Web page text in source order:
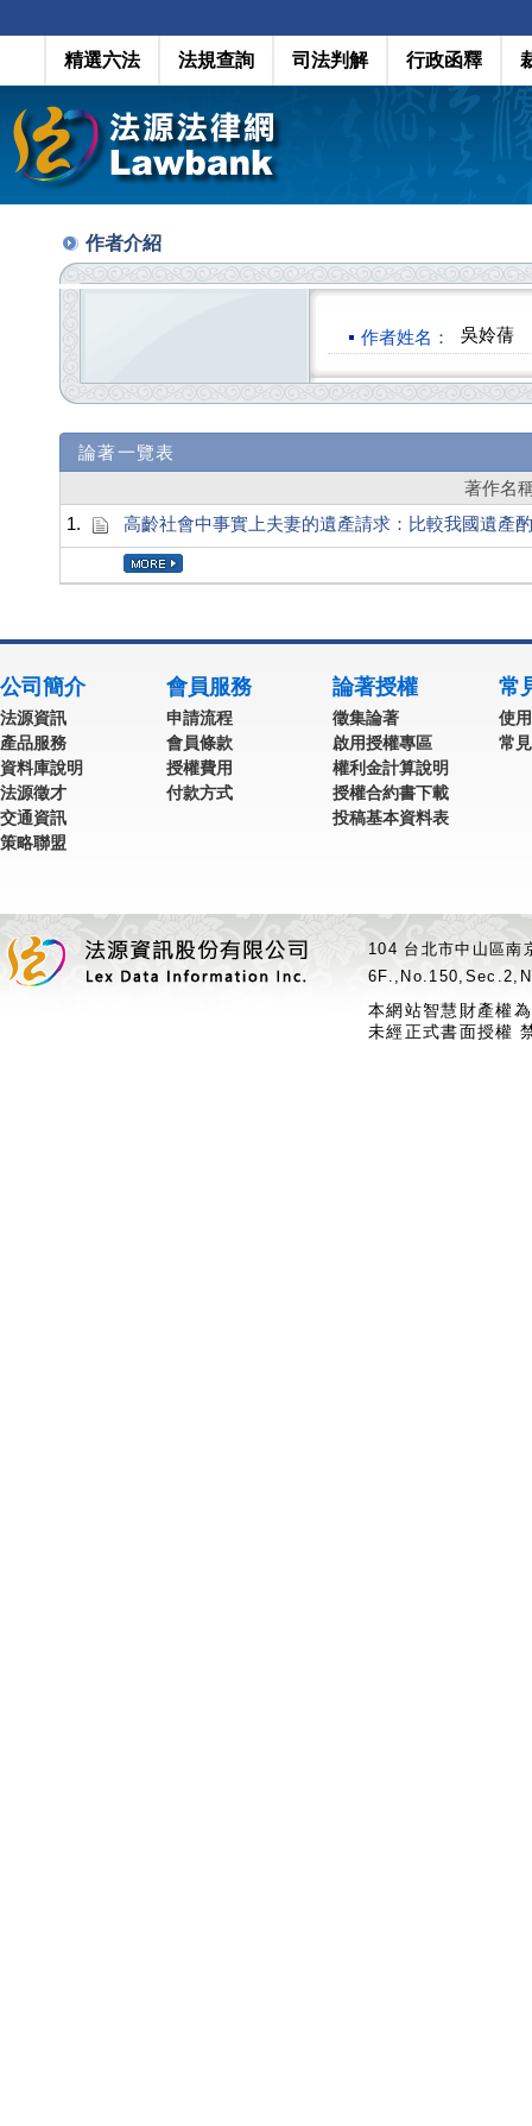
精選六法 法規查詢 司法判解 行政函釋
作者介紹
作者姓名： 吳姈蒨
論著一覽表
著作名
1.
高齡社會中事實上夫妻的遺產請求：比較我國遺產
公司簡介
法源資訊
產品服務
資料庫說明
法源徵才
交通資訊
策略聯盟
會員服務
申請流程
會員條款
授權費用
付款方式
論著授權
徵集論著
啟用授權專區
權利金計算說明
授權合約書下載
投稿基本資料表
常
使
常
104 台北市中山區
本網站智慧財產權
未經正式書面授權